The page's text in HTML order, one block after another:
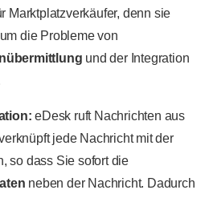
Marktplatzverkäufer, denn sie
die Probleme von
und der Integration
eDesk ruft Nachrichten aus
jede Nachricht mit der
so dass Sie sofort die
neben der Nachricht. Dadurch